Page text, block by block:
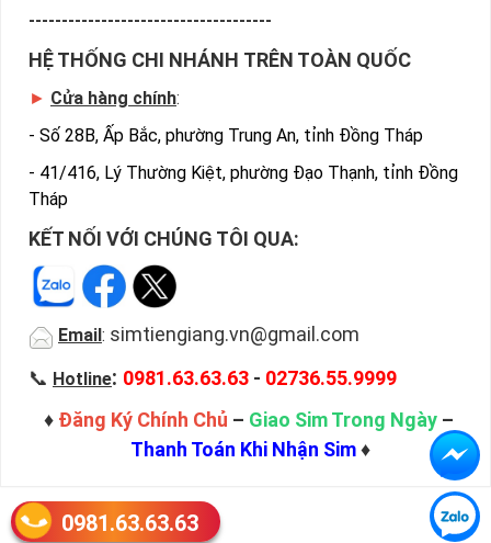
-------------------------------------
HỆ THỐNG CHI NHÁNH TRÊN TOÀN QUỐC
► Cửa hàng chính:
- Số 28B, Ấp Bắc, phường Trung An, tỉnh Đồng Tháp
- 41/416, Lý Thường Kiệt, phường Đạo Thạnh, tỉnh Đồng
Tháp
KẾT NỐI VỚI CHÚNG TÔI QUA:
Email : simtiengiang.vn@gmail.com
📞 Hotline: 0981.63.63.63 - 02736.55.9999
♦ Đăng Ký Chính Chủ – Giao Sim Trong Ngày –
Thanh Toán Khi Nhận Sim♦
0981.63.63.63